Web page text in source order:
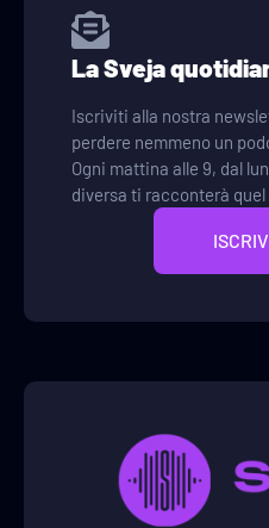
La Sveja
Iscriviti alla nostra
perdere nemmeno un
Ogni mattina alle 9, dal
diversa ti racconterà